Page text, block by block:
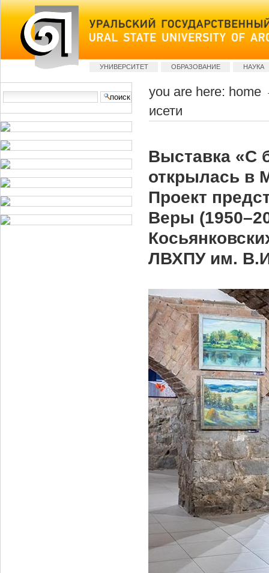
Skip
to
content
Sections
УНИВЕРСИТЕТ ОБРАЗОВАНИЕ НАУКА
search…
you are here: home
исети
Выставка «С
открылась в
Проект
Веры
ЛВХПУ им.